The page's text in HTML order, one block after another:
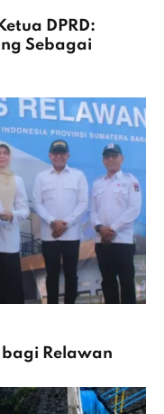
DPRD:
Sebagai
bagi Relawan